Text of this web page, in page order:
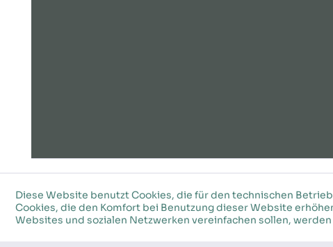
©2026 Stoffkeller – Alle Rechte vobehalten
Diese Website benutzt Cookies, die für den technischen
Cookies, die den Komfort bei Benutzung dieser Website
Websites und sozialen Netzwerken vereinfachen sollen,